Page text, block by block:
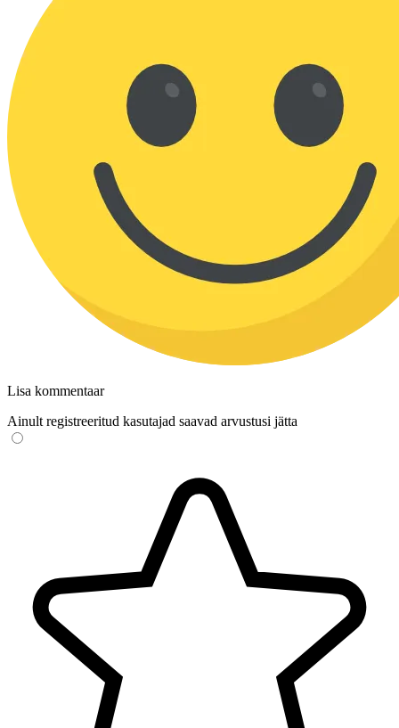
Lisa kommentaar
Ainult registreeritud kasutajad saavad arvustusi jätta